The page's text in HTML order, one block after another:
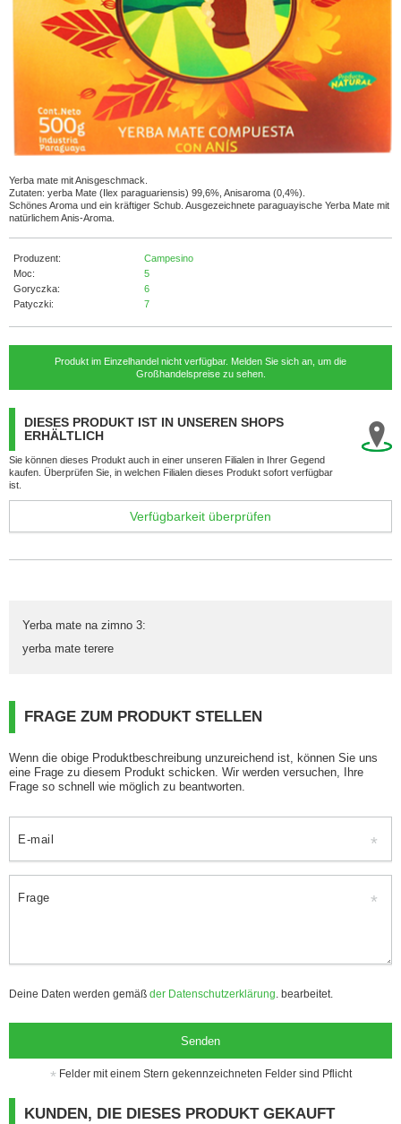
Yerba mate mit Anisgeschmack.
Zutaten: yerba Mate (Ilex paraguariensis) 99,6%, Anisaroma (0,4%).
Schönes Aroma und ein kräftiger Schub. Ausgezeichnete paraguayische Yerba Mate mit
natürlichem Anis-Aroma.
Produzent:
Campesino
Moc:
5
Goryczka:
6
Patyczki:
7
Produkt im Einzelhandel nicht verfügbar. Melden Sie sich an, um die
Großhandelspreise zu sehen.
DIESES PRODUKT IST IN UNSEREN SHOPS
ERHÄLTLICH
Sie können dieses Produkt auch in einer unseren Filialen in Ihrer Gegend
kaufen. Überprüfen Sie, in welchen Filialen dieses Produkt sofort verfügbar
ist.
Verfügbarkeit überprüfen
Yerba mate na zimno 3:
yerba mate terere
FRAGE ZUM PRODUKT STELLEN
Wenn die obige Produktbeschreibung unzureichend ist, können Sie uns
eine Frage zu diesem Produkt schicken. Wir werden versuchen, Ihre
Frage so schnell wie möglich zu beantworten.
E-mail
Frage
Deine Daten werden gemäß der Datenschutzerklärung . bearbeitet.
Senden
Felder mit einem Stern gekennzeichneten Felder sind Pflicht
KUNDEN, DIE DIESES PRODUKT GEKAUFT